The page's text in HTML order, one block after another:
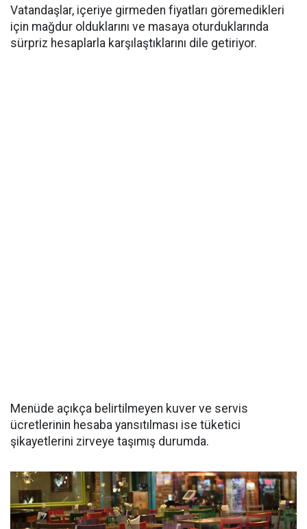
Vatandaşlar, içeriye girmeden fiyatları göremedikleri
için mağdur olduklarını ve masaya oturduklarında
sürpriz hesaplarla karşılaştıklarını dile getiriyor.
Menüde açıkça belirtilmeyen kuver ve servis
ücretlerinin hesaba yansıtılması ise tüketici
şikayetlerini zirveye taşımış durumda.